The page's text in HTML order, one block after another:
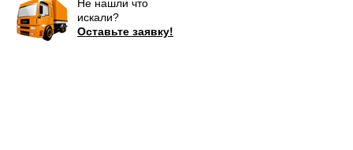
Не нашли что
искали?
Оставьте заявку!